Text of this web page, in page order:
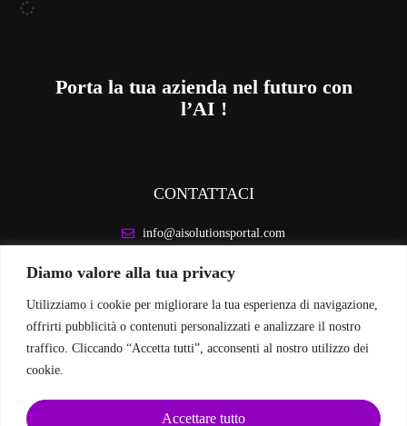
Diamo valore alla tua privacy
Utilizziamo i cookie per migliorare la tua esperienza di navigazione,
offrirti pubblicità o contenuti personalizzati e analizzare il nostro
traffico. Cliccando “Accetta tutti”, acconsenti al nostro utilizzo dei
cookie.
Accettare tutto
Porta la tua azienda nel futuro con
l’AI !
CONTATTACI
info@aisolutionsportal.com
INFORMAZIONI LEGALI
Privacy Policy
Cookie Policy
SEGUICI SUI SOCIAL